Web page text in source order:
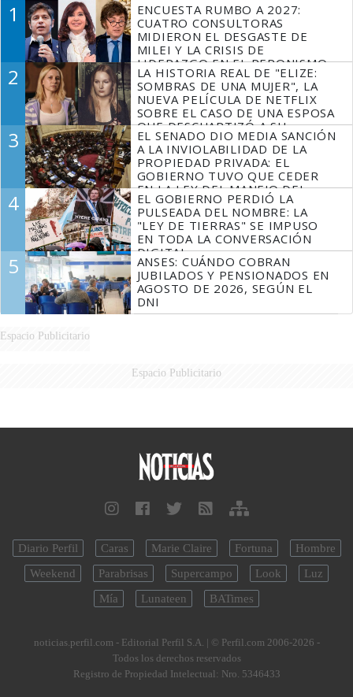
1
ENCUESTA RUMBO A 2027:
CUATRO CONSULTORAS
MIDIERON EL DESGASTE DE
MILEI Y LA CRISIS DE
LIDERAZGO EN EL PERONISMO
2
LA HISTORIA REAL DE "ELIZE:
SOMBRAS DE UNA MUJER", LA
NUEVA PELÍCULA DE NETFLIX
SOBRE EL CASO DE UNA ESPOSA
QUE DESCUARTIZÓ A SU
MARIDO
3
EL SENADO DIO MEDIA SANCIÓN
A LA INVIOLABILIDAD DE LA
PROPIEDAD PRIVADA: EL
GOBIERNO TUVO QUE CEDER
EN LA LEY DEL MANEJO DEL
FUEGO
4
EL GOBIERNO PERDIÓ LA
PULSEADA DEL NOMBRE: LA
"LEY DE TIERRAS" SE IMPUSO
EN TODA LA CONVERSACIÓN
DIGITAL
5
ANSES: CUÁNDO COBRAN
JUBILADOS Y PENSIONADOS EN
AGOSTO DE 2026, SEGÚN EL
DNI
Espacio Publicitario
Espacio Publicitario
Diario Perfil Caras Marie Claire Fortuna
Hombre
Weekend
Parabrisas Supercampo Look
Luz
Mía
Lunateen BATimes
noticias.perfil.com - Editorial Perfil S.A. | © Perfil.com 2006-2026 -
Todos los derechos reservados
Registro de Propiedad Intelectual: Nro. 5346433